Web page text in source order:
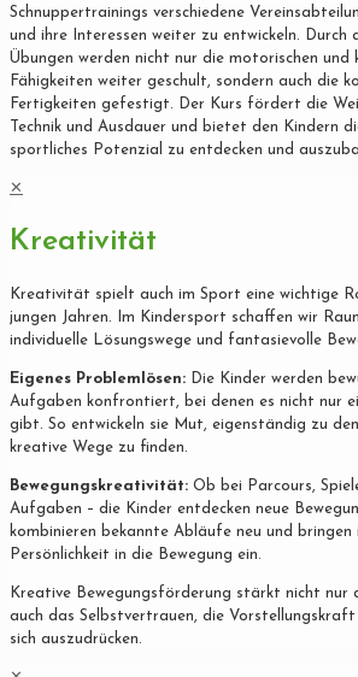
Schnuppertrainings verschiedene
und ihre Interessen weiter zu entwickeln. Durch
Übungen werden nicht nur die motorischen und
Fähigkeiten weiter geschult, sondern auch die
Fertigkeiten gefestigt. Der Kurs fördert die
Technik und Ausdauer und bietet den Kindern
sportliches Potenzial zu entdecken und
✕
Kreativität
Kreativität spielt auch im Sport eine wichtige
jungen Jahren. Im Kindersport schaffen wir
individuelle Lösungswege und fantasievolle
Eigenes Problemlösen: Die Kinder werden
Aufgaben konfrontiert, bei denen es nicht nur
gibt. So entwickeln sie Mut, eigenständig zu
kreative Wege zu finden.
Bewegungskreativität: Ob bei Parcours,
Aufgaben – die Kinder entdecken neue
kombinieren bekannte Abläufe neu und bringen
Persönlichkeit in die Bewegung ein.
Kreative Bewegungsförderung stärkt nicht nur
auch das Selbstvertrauen, die
sich auszudrücken.